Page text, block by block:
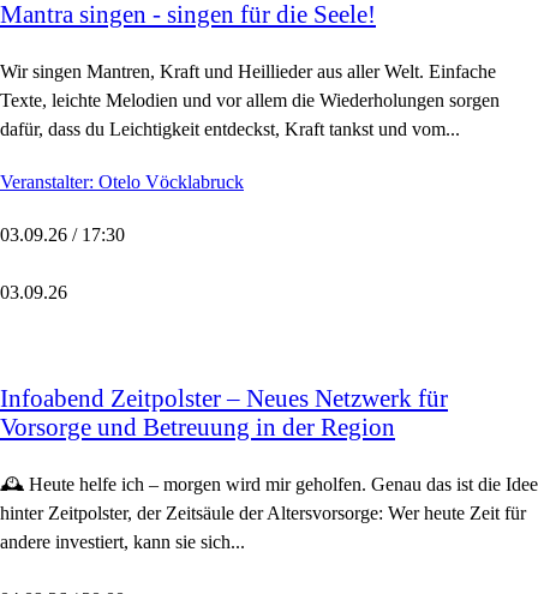
Mantra singen - singen für die Seele!
Wir singen Mantren, Kraft und Heillieder aus aller Welt. Einfache
Texte, leichte Melodien und vor allem die Wiederholungen sorgen
dafür, dass du Leichtigkeit entdeckst, Kraft tankst und vom...
Veranstalter: Otelo Vöcklabruck
03.09.26 / 17:30
03.09.26
Infoabend Zeitpolster – Neues Netzwerk für
Vorsorge und Betreuung in der Region
🕰️ Heute helfe ich – morgen wird mir geholfen. Genau das ist die Idee
hinter Zeitpolster, der Zeitsäule der Altersvorsorge: Wer heute Zeit für
andere investiert, kann sie sich...